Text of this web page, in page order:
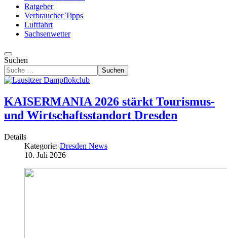
Ratgeber
Verbraucher Tipps
Luftfahrt
Sachsenwetter
Suchen
Suchen
KAISERMANIA 2026 stärkt Tourismus-
und Wirtschaftsstandort Dresden
Details
Kategorie: Dresden News
10. Juli 2026